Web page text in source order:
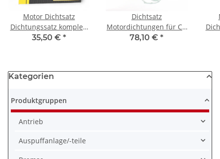
Motor Dichtsatz
Dichtungssatz komplett
für Gas Gas EC 125 01-
35,50 € *
Dichtsatz
Motordichtungen für CB
1000 F Super Four Big
78,10 € *
Kategorien
Produktgruppen
Antrieb
Auspuffanlage/-teile